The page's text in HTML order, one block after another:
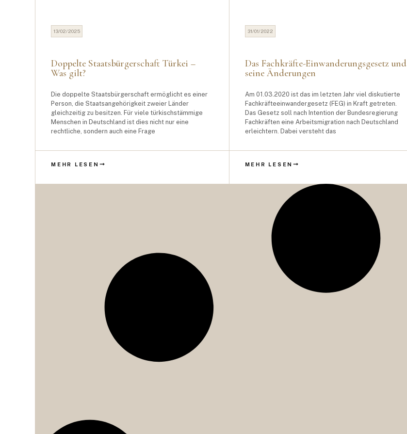
13/02/2025
Doppelte Staatsbürgerschaft Türkei –
Was gilt?
Die doppelte Staatsbürgerschaft ermöglicht es einer
Person, die Staatsangehörigkeit zweier Länder
gleichzeitig zu besitzen. Für viele türkischstämmige
Menschen in Deutschland ist dies nicht nur eine
rechtliche, sondern auch eine Frage
MEHR LESEN
31/01/2022
Das Fachkräfte-Einwanderungsgesetz und
seine Änderungen
Am 01.03.2020 ist das im letzten Jahr viel diskutierte
Fachkräfteeinwandergesetz (FEG) in Kraft getreten.
Das Gesetz soll nach Intention der Bundesregierung
Fachkräften eine Arbeitsmigration nach Deutschland
erleichtern. Dabei versteht das
MEHR LESEN